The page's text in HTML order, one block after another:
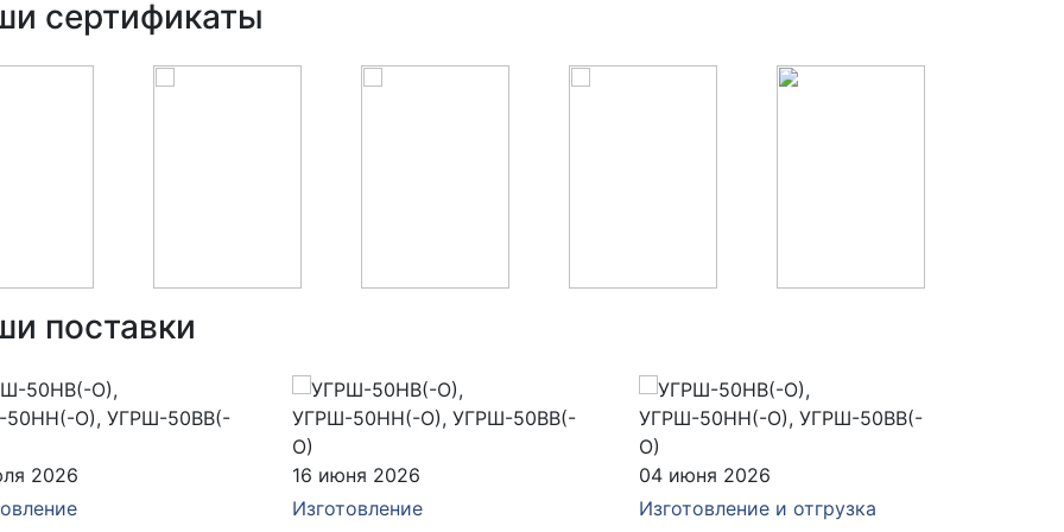
сертификаты
поставки
2026
16 июня 2026
Изготовление
04 июня 2026
Изготовление и отгрузка